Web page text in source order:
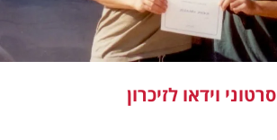
סרטוני וידאו לזיכרון